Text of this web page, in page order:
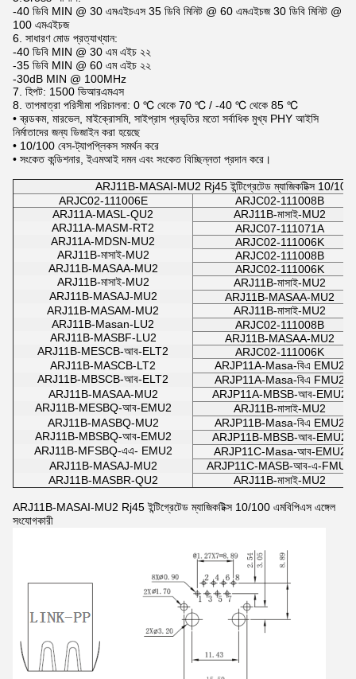
-40 ডিবি MIN @ 30 এমএইচএস 35 ডিবি মিনিট @ 60 এমএইচজ 30 ডিবি মিনিট @
100 এমএইচজ
6. সাধারণ মোড প্রত্যাখ্যান:
-40 ডিবি MIN @ 30 এম এইচ ২২
-35 ডিবি MIN @ 60 এম এইচ ২২
-30dB MIN @ 100MHz
7. হিপট: 1500 ভিআরএমএস
8. তাপমাত্রা পরিসীমা পরিচালনা: 0 ℃ থেকে 70 ℃ / -40 ℃ থেকে 85 ℃
• ব্রডকম, মারভেল, মাইক্রোসমি, সাইপ্রাস প্রভৃতির মতো সর্বাধিক মুখ্য PHY আইসি
নির্মাতাদের জন্য ডিজাইন করা হয়েছে
• 10/100 বেস-ট্যাপপ্লিকস সমর্থন করে
• সংকেত কন্ডিশনার, ইএমআই দমন এবং সংকেত বিচ্ছিন্নতা প্রদান করে।
ARJ11B-MASAI-MU2 Rj45 ইন্টিগ্রেটেড ম্যাজিকটিক্স 10/100
ARJC02-111006E
ARJC02-111008B
ARJ11A-MASL-QU2
ARJ11B-মাসাই-MU2
ARJ11A-MASM-RT2
ARJC07-111071A
ARJ11A-MDSN-MU2
ARJC02-111006K
ARJ11B-মাসাই-MU2
ARJC02-111008B
ARJ11B-MASAA-MU2
ARJC02-111006K
ARJ11B-মাসাই-MU2
ARJ11B-মাসাই-MU2
ARJ11B-MASAJ-MU2
ARJ11B-MASAA-MU2
ARJ11B-MASAM-MU2
ARJ11B-মাসাই-MU2
ARJ11B-Masan-LU2
ARJC02-111008B
ARJ11B-MASBF-LU2
ARJ11B-MASAA-MU2
ARJ11B-MESCB-আব-ELT2
ARJC02-111006K
ARJ11B-MASCB-LT2
ARJP11A-Masa-বিএ EMU2
ARJ11B-MBSCB-আব-ELT2
ARJP11A-Masa-বিএ FMU2
ARJ11B-MASAA-MU2
ARJP11A-MBSB-আব-EMU2
ARJ11B-MESBQ-আব-EMU2
ARJ11B-মাসাই-MU2
ARJ11B-MASBQ-MU2
ARJP11B-Masa-বিএ EMU2
ARJ11B-MBSBQ-আব-EMU2
ARJP11B-MBSB-আব-EMU2
ARJ11B-MFSBQ-এএ- EMU2
ARJP11C-Masa-আব-EMU2
ARJ11B-MASAJ-MU2
ARJP11C-MASB-আব-এ-FMU2
ARJ11B-MASBR-QU2
ARJ11B-মাসাই-MU2
ARJ11B-MASAI-MU2 Rj45 ইন্টিগ্রেটেড ম্যাজিকটিক্স 10/100 এমবিপিএস এঙ্গেল
সংযোগকারী